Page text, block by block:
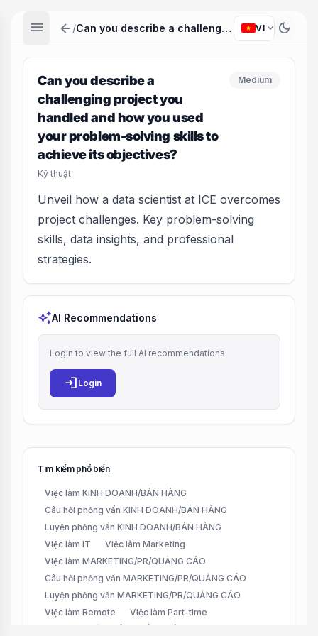
menu arrow_back / Can you describe a challenging project you handled and how you used your problem-solving skills to achieve its objectives? VI expand_more dark_mode
Can you describe a
challenging project you
handled and how you used
your problem-solving skills to
achieve its objectives?
Kỹ thuật
Medium
Unveil how a data scientist at ICE overcomes
project challenges. Key problem-solving
skills, data insights, and professional
strategies.
auto_awesomeAI Recommendations
Login to view the full AI recommendations.
login Login
Tìm kiếm phổ biến
Việc làm KINH DOANH/BÁN HÀNG
Câu hỏi phỏng vấn KINH DOANH/BÁN HÀNG
Luyện phỏng vấn KINH DOANH/BÁN HÀNG
Việc làm IT
Việc làm Marketing
Việc làm MARKETING/PR/QUẢNG CÁO
Câu hỏi phỏng vấn MARKETING/PR/QUẢNG CÁO
Luyện phỏng vấn MARKETING/PR/QUẢNG CÁO
Việc làm Remote
Việc làm Part-time